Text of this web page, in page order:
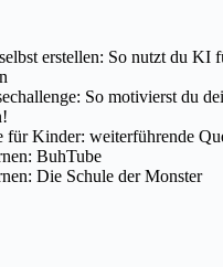
erstellen: So nutzt du KI
So motivierst du
für Kinder: weiterführende
BuhTube
Die Schule der Monster